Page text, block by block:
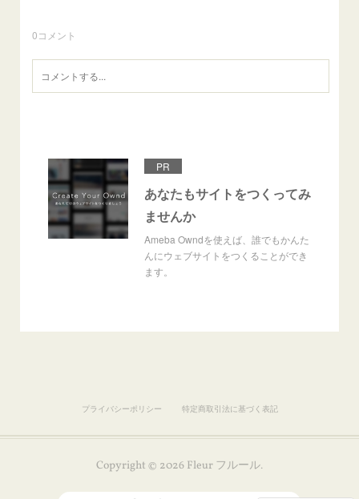
0コメント
PR
あなたもサイトをつくってみ
ませんか
Ameba Owndを使えば、誰でもかんた
んにウェブサイトをつくることができ
ます。
プライバシーポリシー 特定商取引法に基づく表記
Copyright © 2026 Fleur フルール.